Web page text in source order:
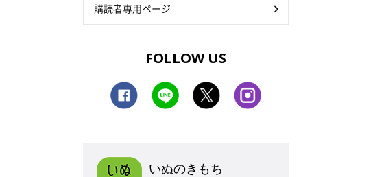
購読者専用ページ
FOLLOW US
いぬのきもち